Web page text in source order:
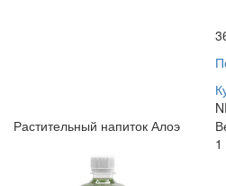
Растительный напиток Алоэ
1